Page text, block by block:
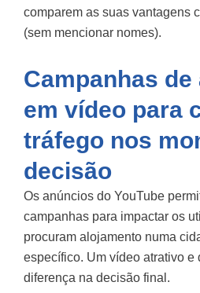
comparem as suas vantagens
(sem mencionar nomes).
Campanhas
em vídeo para
tráfego nos
decisão
Os anúncios do YouTube
campanhas para impactar os
procuram alojamento numa
específico. Um vídeo atrativo e
diferença na decisão final.